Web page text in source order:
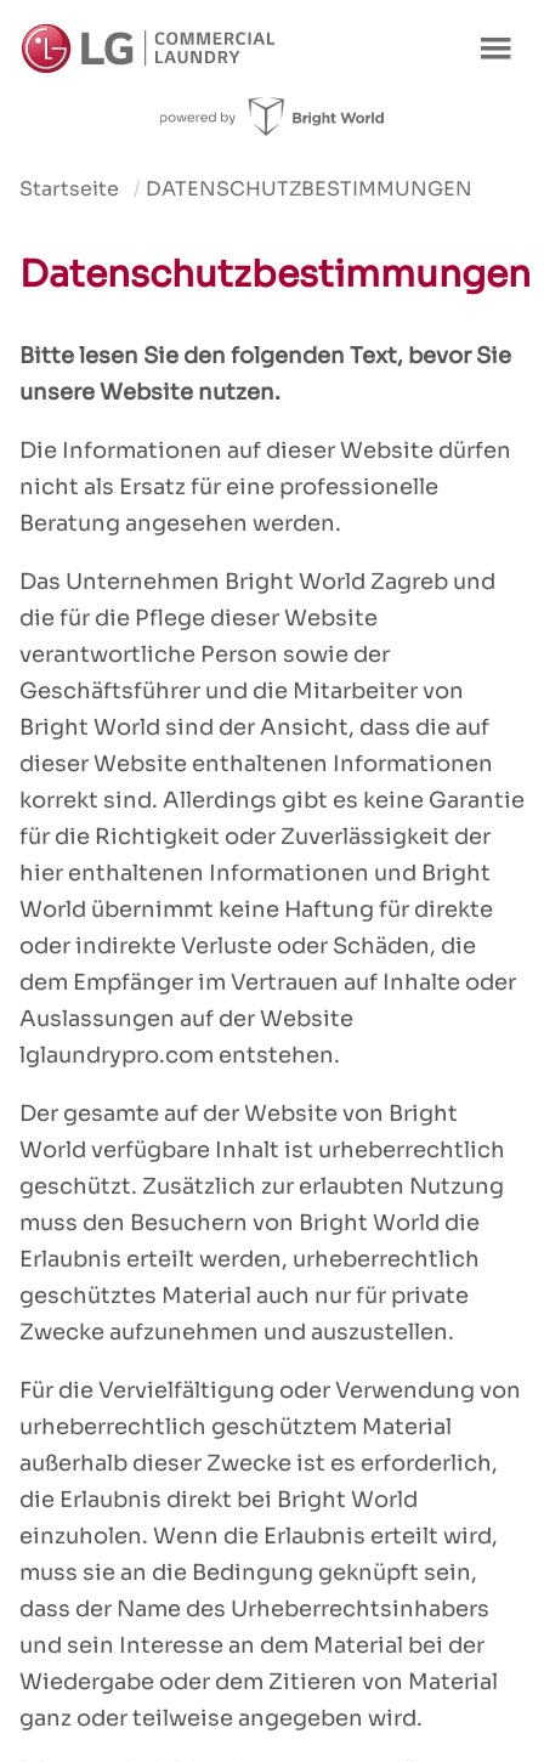
Startseite DATENSCHUTZBESTIMMUNGEN
Datenschutzbestimmungen
Bitte lesen Sie den folgenden Text, bevor Sie
unsere Website nutzen.
Die Informationen auf dieser Website dürfen
nicht als Ersatz für eine professionelle
Beratung angesehen werden.
Das Unternehmen Bright World Zagreb und
die für die Pflege dieser Website
verantwortliche Person sowie der
Geschäftsführer und die Mitarbeiter von
Bright World sind der Ansicht, dass die auf
dieser Website enthaltenen Informationen
korrekt sind. Allerdings gibt es keine Garantie
für die Richtigkeit oder Zuverlässigkeit der
hier enthaltenen Informationen und Bright
World übernimmt keine Haftung für direkte
oder indirekte Verluste oder Schäden, die
dem Empfänger im Vertrauen auf Inhalte oder
Auslassungen auf der Website
lglaundrypro.com entstehen.
Der gesamte auf der Website von Bright
World verfügbare Inhalt ist urheberrechtlich
geschützt. Zusätzlich zur erlaubten Nutzung
muss den Besuchern von Bright World die
Erlaubnis erteilt werden, urheberrechtlich
geschütztes Material auch nur für private
Zwecke aufzunehmen und auszustellen.
Für die Vervielfältigung oder Verwendung von
urheberrechtlich geschütztem Material
außerhalb dieser Zwecke ist es erforderlich,
die Erlaubnis direkt bei Bright World
einzuholen. Wenn die Erlaubnis erteilt wird,
muss sie an die Bedingung geknüpft sein,
dass der Name des Urheberrechtsinhabers
und sein Interesse an dem Material bei der
Wiedergabe oder dem Zitieren von Material
ganz oder teilweise angegeben wird.